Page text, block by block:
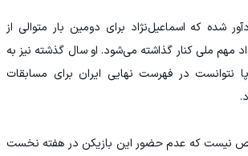
شده که اسماعیل‌نژاد برای دومین بار متوالی از
مهم ملی کنار گذاشته می‌شود. او سال گذشته نیز به
در فهرست نهایی ایران برای مسابقات
نیست که عدم حضور این بازیکن در هفته نخست